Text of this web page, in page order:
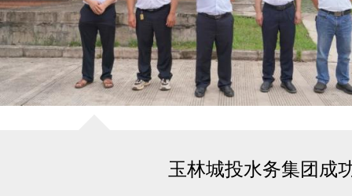
玉林城投水务集团成